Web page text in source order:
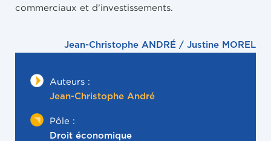
Auteurs :
Jean-Christophe André
Pôle :
Droit économique
commerciaux et d’investissements.
Jean-Christophe ANDRÉ / Justine MOREL